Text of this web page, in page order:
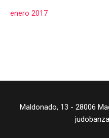
enero 2017
Maldonado, 13 - 28006